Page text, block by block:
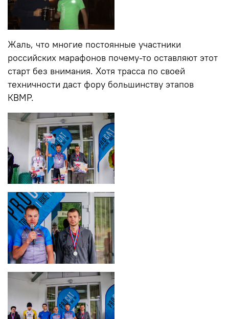
Жаль, что многие постоянные участники
российских марафонов почему-то оставляют этот
старт без внимания. Хотя трасса по своей
техничности даст фору большинству этапов
КВМР.